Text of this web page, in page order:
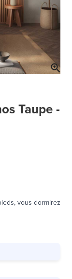
Taupe -
vous dormirez